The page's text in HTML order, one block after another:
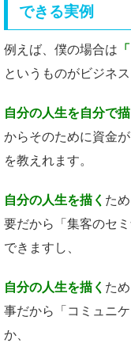
できる実例
例えば、僕の場合は
というものがビジネ
自分の人生を自分で描
からそのために資金
を教えれます。
自分の人生を描く た
要だから「集客のセ
できますし、
自分の人生を描く た
事だから「コミュニ
か、